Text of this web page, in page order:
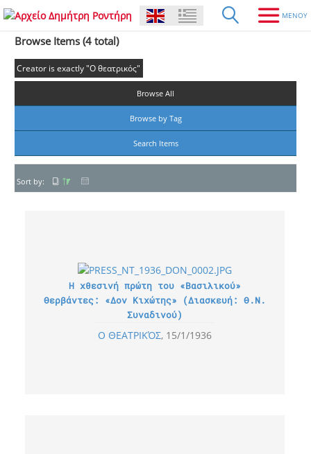
Browse Items (4 total)
Creator is exactly "Ο θεατρικός"
Browse All
Browse by Tag
Search Items
Sort by:
Η χθεσινή πρώτη του «Βασιλικού»
Θερβάντες: «Δον Κιχώτης» (Διασκευή: Θ.Ν.
Συναδινού)
Ο ΘΕΑΤΡΙΚΌΣ 15/1/1936